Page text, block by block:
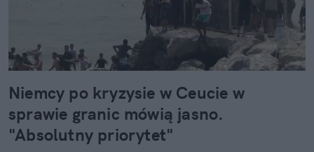
Niemcy po kryzysie w Ceucie w
sprawie granic mówią jasno.
"Absolutny priorytet"